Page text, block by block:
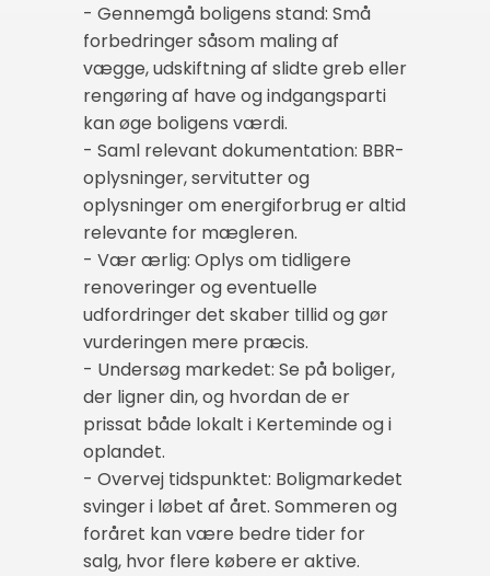
- Gennemgå boligens stand: Små
forbedringer såsom maling af
vægge, udskiftning af slidte greb eller
rengøring af have og indgangsparti
kan øge boligens værdi.
- Saml relevant dokumentation: BBR-
oplysninger, servitutter og
oplysninger om energiforbrug er altid
relevante for mægleren.
- Vær ærlig: Oplys om tidligere
renoveringer og eventuelle
udfordringer det skaber tillid og gør
vurderingen mere præcis.
- Undersøg markedet: Se på boliger,
der ligner din, og hvordan de er
prissat både lokalt i Kerteminde og i
oplandet.
- Overvej tidspunktet: Boligmarkedet
svinger i løbet af året. Sommeren og
foråret kan være bedre tider for
salg, hvor flere købere er aktive.